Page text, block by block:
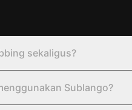
sekaligus?
Sublango?